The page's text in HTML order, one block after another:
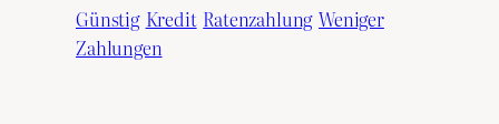
Günstig Kredit Ratenzahlung Weniger
Zahlungen